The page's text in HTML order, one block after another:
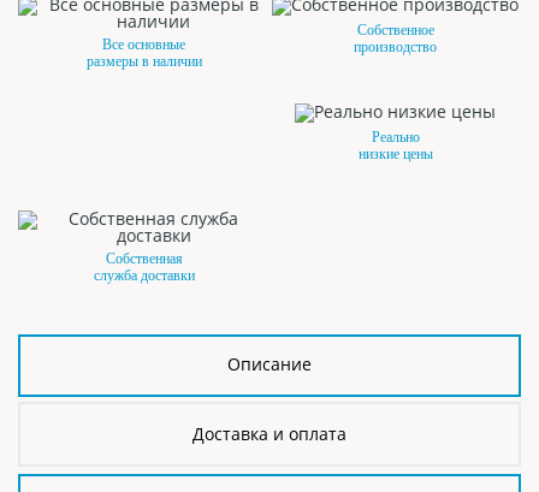
Все основные
размеры в наличии
Собственное
производство
Реально
низкие цены
Собственная
служба доставки
Описание
Доставка и оплата